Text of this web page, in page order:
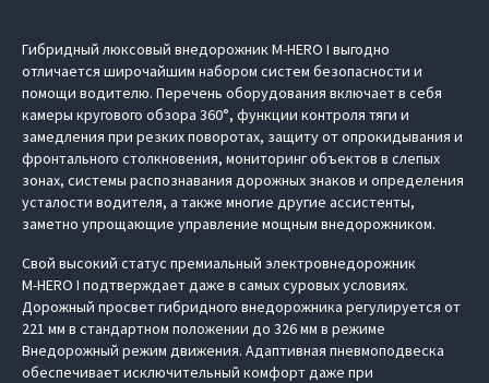
Гибридный люксовый внедорожник M‑HERO I выгодно
отличается широчайшим набором систем безопасности и
помощи водителю. Перечень оборудования включает в себя
камеры кругового обзора 360°, функции контроля тяги и
замедления при резких поворотах, защиту от опрокидывания и
фронтального столкновения, мониторинг объектов в слепых
зонах, системы распознавания дорожных знаков и определения
усталости водителя, а также многие другие ассистенты,
заметно упрощающие управление мощным внедорожником.
Свой высокий статус премиальный электровнедорожник
M‑HERO I подтверждает даже в самых суровых условиях.
Дорожный просвет гибридного внедорожника регулируется от
221 мм в стандартном положении до 326 мм в режиме
Внедорожный режим движения. Адаптивная пневмоподвеска
обеспечивает исключительный комфорт даже при